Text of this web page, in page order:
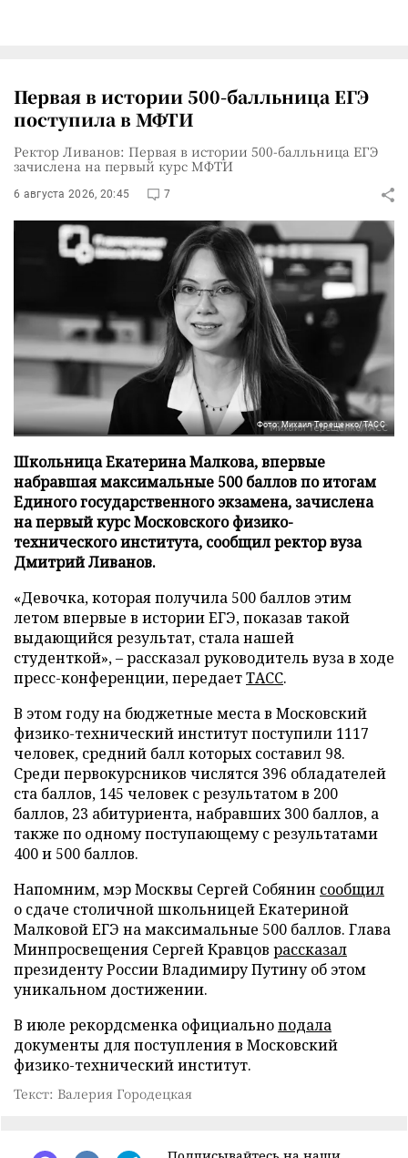
Первая в истории 500-балльница ЕГЭ
поступила в МФТИ
Ректор Ливанов: Первая в истории 500-балльница ЕГЭ
зачислена на первый курс МФТИ
6 августа 2026, 20:45 7
Фото: Михаил Терещенко/ТАСС
Школьница Екатерина Малкова, впервые
набравшая максимальные 500 баллов по итогам
Единого государственного экзамена, зачислена
на первый курс Московского физико-
технического института, сообщил ректор вуза
Дмитрий Ливанов.
«Девочка, которая получила 500 баллов этим
летом впервые в истории ЕГЭ, показав такой
выдающийся результат, стала нашей
студенткой», – рассказал руководитель вуза в ходе
пресс-конференции, передаетТАСС.
В этом году на бюджетные места в Московский
физико-технический институт поступили 1117
человек, средний балл которых составил 98.
Среди первокурсников числятся 396 обладателей
ста баллов, 145 человек с результатом в 200
баллов, 23 абитуриента, набравших 300 баллов, а
также по одному поступающему с результатами
400 и 500 баллов.
Напомним, мэр Москвы Сергей Собянин сообщил
о сдаче столичной школьницей Екатериной
Малковой ЕГЭ на максимальные 500 баллов. Глава
Минпросвещения Сергей Кравцов рассказал
президенту России Владимиру Путину об этом
уникальном достижении.
В июле рекордсменка официальноподала
документы для поступления в Московский
физико-технический институт.
Текст: Валерия Городецкая